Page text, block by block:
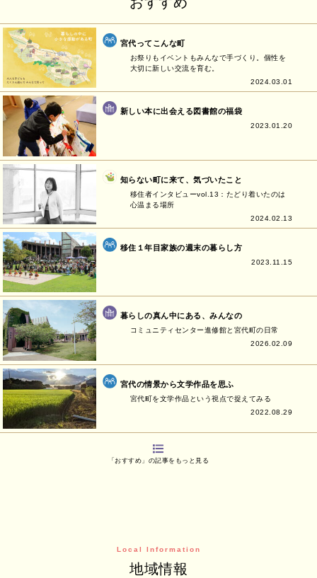
宮代ってこんな町
お祭りもイベントもみんなで手づくり。個性を
大切に新しい交流を育む。
2024.03.01
新しい本に出会える図書館の福袋
2023.01.20
知らない町に来て、気づいたこと
移住者インタビューvol.13：たどり着いたのは
心温まる場所
2024.02.13
移住１年目家族の週末の暮らし方
2023.11.15
暮らしの真ん中にある、みんなの
コミュニティセンター進修館と宮代町の日常
2026.02.09
宮代の情景から文学作品を思ふ
宮代町を文学作品という視点で捉えてみる
2022.08.29
「おすすめ」の記事をもっと見る
Local Information
地域情報